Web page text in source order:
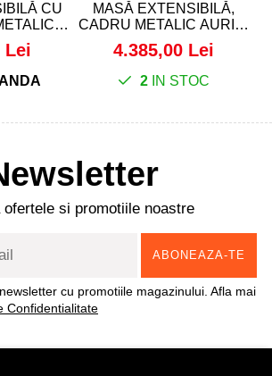
CU
CU
-
Lei
MASĂ EXTENSIBILĂ,
CADRU METALIC AURIU,
BLAT CU ASPECT DE
MARMURĂ ALBĂ - EDDER
100
4.385,00 Lei
2 IN STOC
ofertele si promotiile noastre
cu promotiile magazinului. Afla mai
Confidentialitate